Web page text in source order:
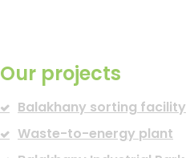
Our projects
Balakhany sorting facility
Waste-to-energy plant